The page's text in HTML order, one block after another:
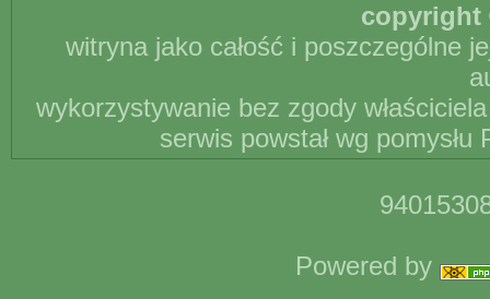
copyright
witryna jako całość i poszczególne
wykorzystywanie bez zgody
serwis powstał wg
Powered by